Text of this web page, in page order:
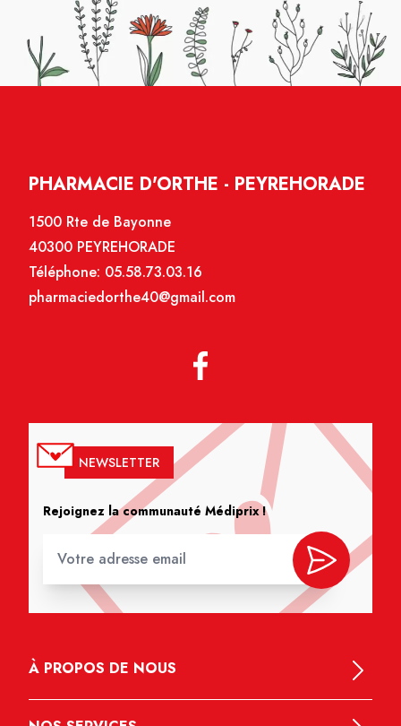
PHARMACIE D'ORTHE - PEYREHORADE
1500 Rte de Bayonne
40300 PEYREHORADE
Téléphone: 05.58.73.03.16
pharmaciedorthe40@gmail.com
NEWSLETTER
Rejoignez la communauté Médiprix !
À PROPOS DE NOUS